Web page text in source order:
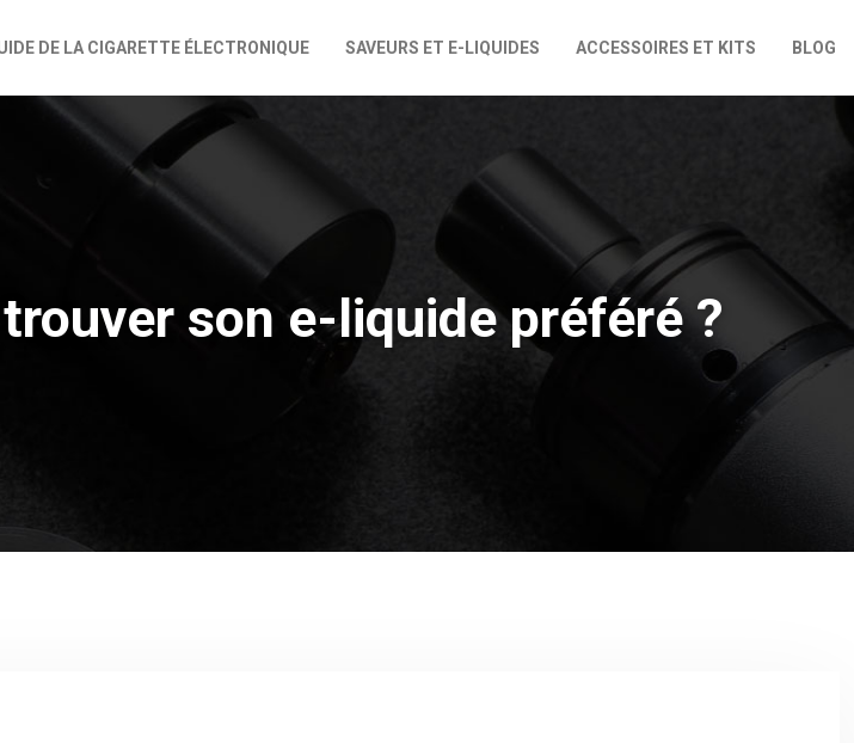
DE LA CIGARETTE ÉLECTRONIQUE SAVEURS ET E-LIQUIDES ACCESSOIRES ET KITS BLOG
son e-liquide préféré ?